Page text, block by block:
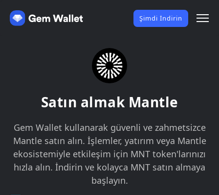
Şimdi İndirin
Satın almak Mantle
Gem Wallet kullanarak güvenli ve zahmetsizce
Mantle satın alın. İşlemler, yatırım veya Mantle
ekosistemiyle etkileşim için MNT token'larınızı
hızla alın. İndirin ve kolayca MNT satın almaya
başlayın.